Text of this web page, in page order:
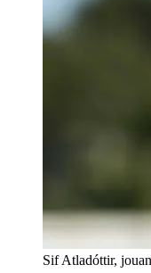
Sif Atladóttir,